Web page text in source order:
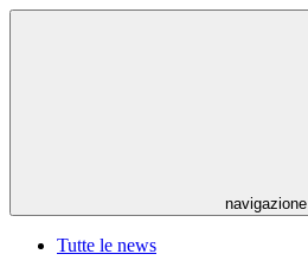
navigazione
Tutte le news